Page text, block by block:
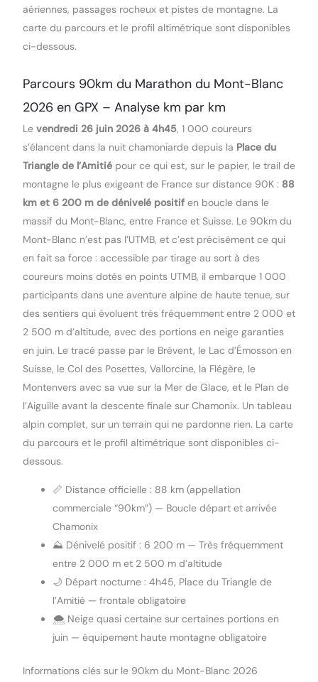
aériennes, passages rocheux et pistes de montagne. La
carte du parcours et le profil altimétrique sont disponibles
ci-dessous.
Parcours 90km du Marathon du Mont-Blanc
2026 en GPX – Analyse km par km
Le vendredi 26 juin 2026 à 4h45, 1 000 coureurs
s’élancent dans la nuit chamoniarde depuis la Place du
Triangle de l’Amitiépour ce qui est, sur le papier, le trail de
montagne le plus exigeant de France sur distance 90K : 88
km et 6 200 m de dénivelé positifen boucle dans le
massif du Mont-Blanc, entre France et Suisse. Le 90km du
Mont-Blanc n’est pas l’UTMB, et c’est précisément ce qui
en fait sa force : accessible par tirage au sort à des
coureurs moins dotés en points UTMB, il embarque 1 000
participants dans une aventure alpine de haute tenue, sur
des sentiers qui évoluent très fréquemment entre 2 000 et
2 500 m d’altitude, avec des portions en neige garanties
en juin. Le tracé passe par le Brévent, le Lac d’Émosson en
Suisse, le Col des Posettes, Vallorcine, la Flégère, le
Montenvers avec sa vue sur la Mer de Glace, et le Plan de
l’Aiguille avant la descente finale sur Chamonix. Un tableau
alpin complet, sur un terrain qui ne pardonne rien. La carte
du parcours et le profil altimétrique sont disponibles ci-
dessous.
📏 Distance officielle : 88 km (appellation
commerciale “90km”) — Boucle départ et arrivée
Chamonix
⛰️ Dénivelé positif : 6 200 m — Très fréquemment
entre 2 000 m et 2 500 m d’altitude
🌙 Départ nocturne : 4h45, Place du Triangle de
l’Amitié — frontale obligatoire
🌨️ Neige quasi certaine sur certaines portions en
juin — équipement haute montagne obligatoire
Informations clés sur le 90km du Mont-Blanc 2026